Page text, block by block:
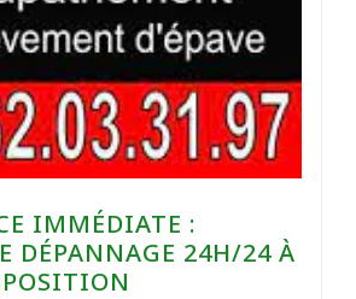
IMMÉDIATE :
DÉPANNAGE 24H/24 À